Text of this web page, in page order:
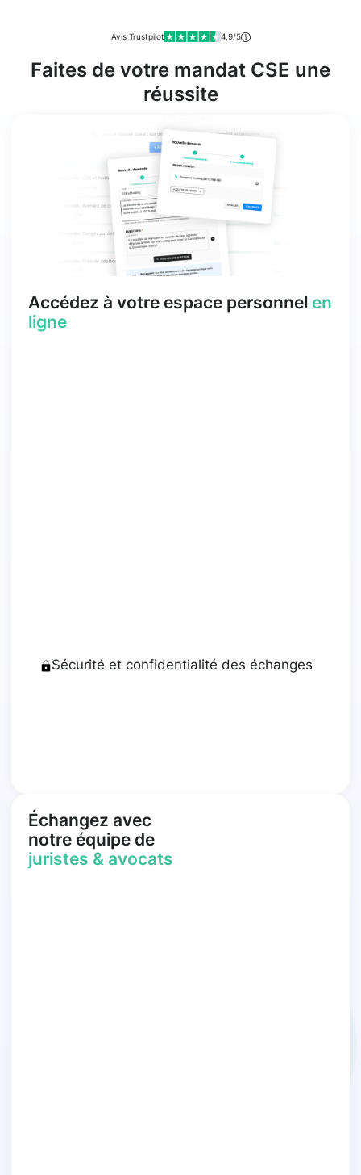
Avis Trustpilot 4,9/5
Faites de votre mandat CSE une
réussite
Accédez à votre espace personnel en
ligne
Sécurité et confidentialité des échanges
Échangez avec
notre équipe de
juristes & avocats